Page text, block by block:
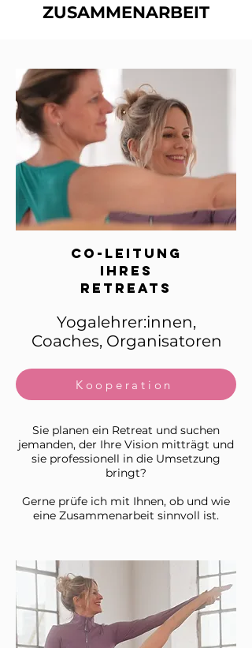
ZUSAMMENARBEIT
CO-leitung
ihres
Retreats
Yogalehrer:innen,
Coaches, Organisatoren
Kooperation
Sie planen ein Retreat und suchen
jemanden, der Ihre Vision mitträgt und
sie professionell in die Umsetzung
bringt?
Gerne prüfe ich mit Ihnen, ob und wie
eine Zusammenarbeit sinnvoll ist.